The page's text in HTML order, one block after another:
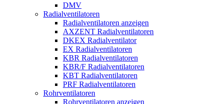
DMV
Radialventilatoren
Radialventilatoren anzeigen
AXZENT Radialventilatoren
DKEX Radialventilator
EX Radialventilatoren
KBR Radialventilatoren
KBR/F Radialventilatoren
KBT Radialventilatoren
PRF Radialventilatoren
Rohrventilatoren
Rohrventilatoren anzeigen